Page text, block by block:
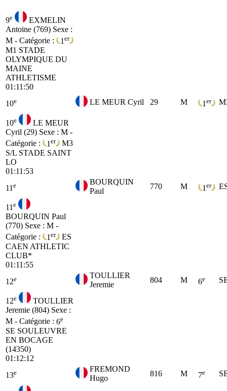
9e
EXMELIN
Antoine (769) Sexe :
M - Catégorie :
1 er
M1 STADE
OLYMPIQUE DU
MAINE
ATHLETISME
01:11:50
10e LE MEUR Cyril 29 M 1 er
10e
LE MEUR
Cyril (29) Sexe : M -
Catégorie :
1 er
M3
S/L STADE SAINT
LO
01:11:53
11 e
BOURQUIN
Paul
770 M 1 er
11 e
BOURQUIN Paul
(770) Sexe : M -
Catégorie :
1 er
ES
CAEN ATHLETIC
CLUB*
01:11:55
12e
TOULLIER
Jeremie
804 M 6e
12e
TOULLIER
Jeremie (804) Sexe :
M - Catégorie : 6e
SE SOULEUVRE
EN BOCAGE
(14350)
01:12:12
13e
FREMOND
Hugo
816 M 7e